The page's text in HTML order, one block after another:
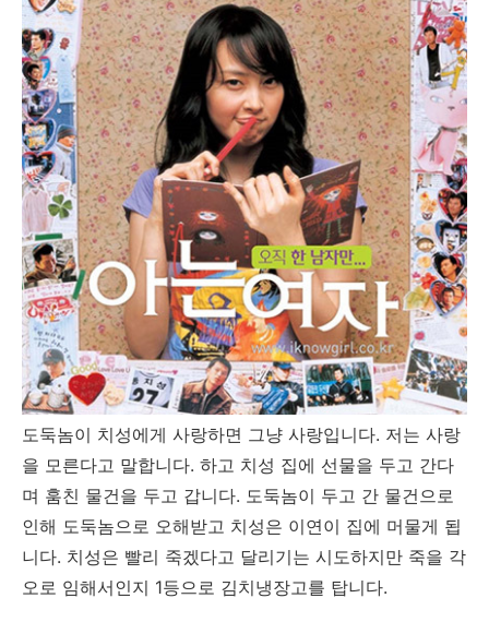
도둑놈이 치성에게 사랑하면 그냥 사랑입니다. 저는 사랑
을 모른다고 말합니다. 하고 치성 집에 선물을 두고 간다
며 훔친 물건을 두고 갑니다. 도둑놈이 두고 간 물건으로
인해 도둑놈으로 오해받고 치성은 이연이 집에 머물게 됩
니다. 치성은 빨리 죽겠다고 달리기는 시도하지만 죽을 각
오로 임해서인지 1등으로 김치냉장고를 탑니다.